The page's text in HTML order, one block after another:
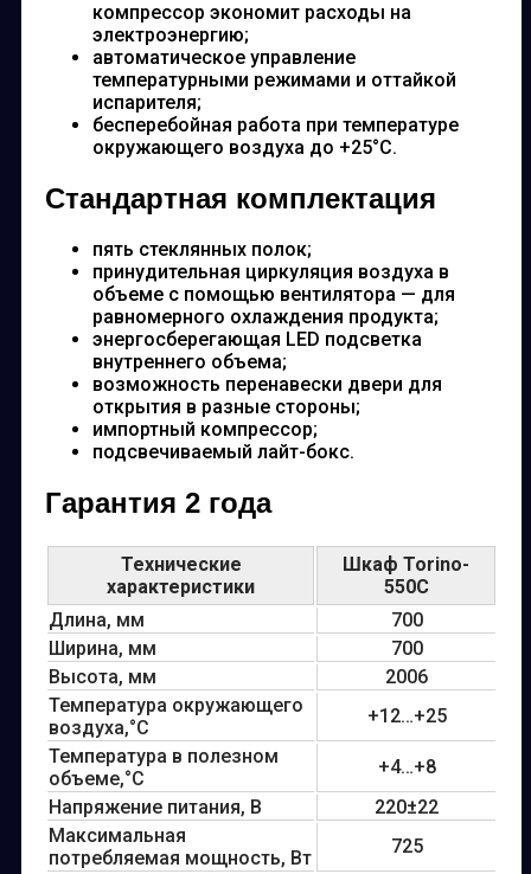
компрессор экономит расходы на
электроэнергию;
автоматическое управление
температурными режимами и оттайкой
испарителя;
бесперебойная работа при температуре
окружающего воздуха до +25°С.
Стандартная комплектация
пять стеклянных полок;
принудительная циркуляция воздуха в
объеме с помощью вентилятора — для
равномерного охлаждения продукта;
энергосберегающая LED подсветка
внутреннего объема;
возможность перенавески двери для
открытия в разные стороны;
импортный компрессор;
подсвечиваемый лайт-бокс.
Гарантия 2 года
Технические
характеристики
Шкаф Torino-
550C
Длина, мм
700
Ширина, мм
700
Высота, мм
2006
Температура окружающего
воздуха,°С
+12…+25
Температура в полезном
объеме,°С
+4…+8
Напряжение питания, В
220±22
Максимальная
потребляемая мощность, Вт
725